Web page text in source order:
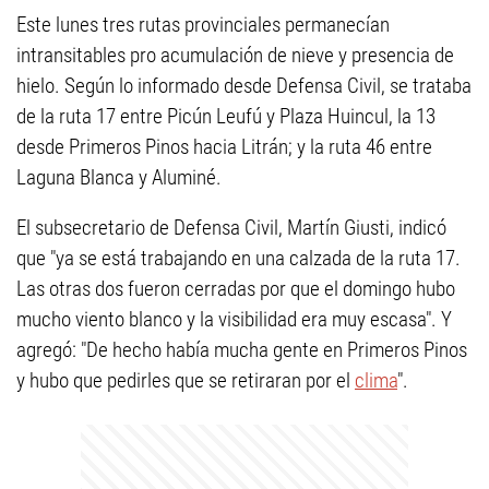
Este lunes tres rutas provinciales permanecían
intransitables pro acumulación de nieve y presencia de
hielo. Según lo informado desde Defensa Civil, se trataba
de la ruta 17 entre Picún Leufú y Plaza Huincul, la 13
desde Primeros Pinos hacia Litrán; y la ruta 46 entre
Laguna Blanca y Aluminé.
El subsecretario de Defensa Civil, Martín Giusti, indicó
que "ya se está trabajando en una calzada de la ruta 17.
Las otras dos fueron cerradas por que el domingo hubo
mucho viento blanco y la visibilidad era muy escasa". Y
agregó: "De hecho había mucha gente en Primeros Pinos
y hubo que pedirles que se retiraran por el clima".